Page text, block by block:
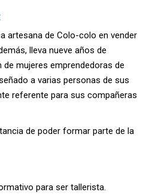
artesana de Colo-colo en vender
lleva nueve años de
mujeres emprendedoras de
a varias personas de sus
referente para sus compañeras
de poder formar parte de la
para ser tallerista.